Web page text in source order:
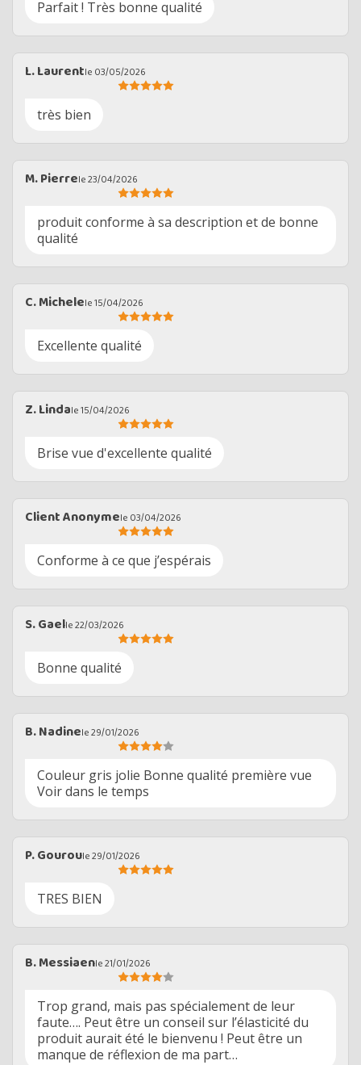
Parfait ! Très bonne qualité
L. Laurentle 03/05/2026
très bien
M. Pierrele 23/04/2026
produit conforme à sa description et de bonne
qualité
C. Michelele 15/04/2026
Excellente qualité
Z. Lindale 15/04/2026
Brise vue d'excellente qualité
Client Anonymele 03/04/2026
Conforme à ce que j’espérais
S. Gaelle 22/03/2026
Bonne qualité
B. Nadinele 29/01/2026
Couleur gris jolie Bonne qualité première vue
Voir dans le temps
P. Gouroule 29/01/2026
TRES BIEN
B. Messiaenle 21/01/2026
Trop grand, mais pas spécialement de leur
faute…. Peut être un conseil sur l’élasticité du
produit aurait été le bienvenu ! Peut être un
manque de réflexion de ma part…